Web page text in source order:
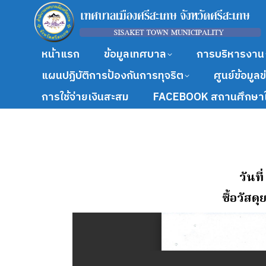
หน้าแรก ข้อมูลเทศบาล การบริหารงาน
แผนปฏิบัติการป้องกันการทุจริต
ศูนย์ข้อมูล
การใช้จ่ายเงินสะสม
FACEBOOK สถานศึกษ
วันที่
ซื้อวัสดุ